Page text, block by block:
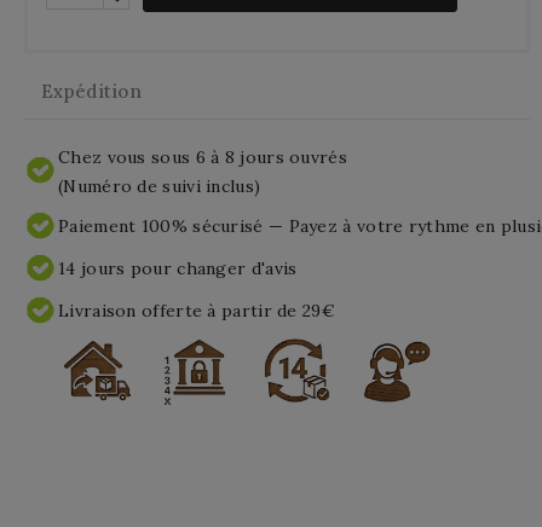
Expédition
Chez vous sous 6 à 8 jours ouvrés
(Numéro de suivi inclus)
Paiement 100% sécurisé — Payez à votre rythme en
14 jours pour changer d'avis
Livraison offerte à partir de 29€